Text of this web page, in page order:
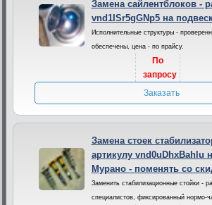
Замена сайлентблоков -
vnd1ISr5gGNp5 на
Исполнительные структуры -
обеспечены, цена - по прайсу.
По
запросу
Заказать
Замена стоек
артикулу vnd0uDhxBahlu
Мурано - поменять со
Заменить стабилизационные стойки -
специалистов, фиксированный нормо-